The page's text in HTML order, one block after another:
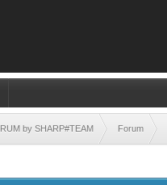
by SHARP#TEAM Forum